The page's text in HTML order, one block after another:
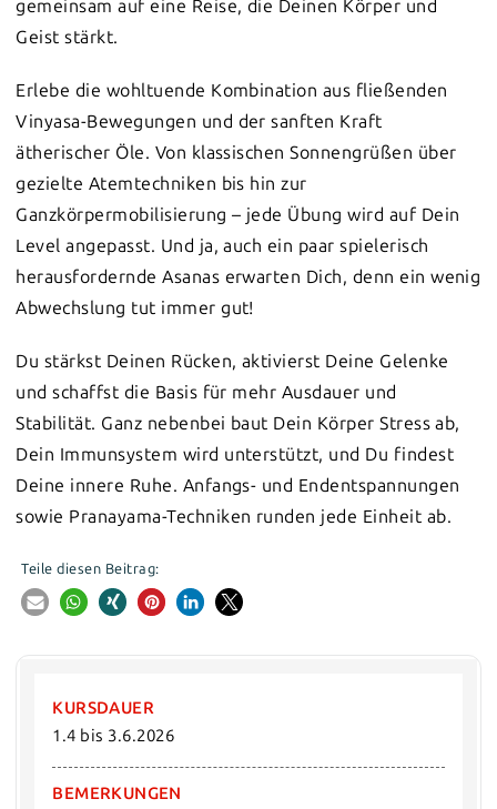
gemeinsam auf eine Reise, die Deinen Körper und
Geist stärkt.
Erlebe die wohltuende Kombination aus fließenden
Vinyasa-Bewegungen und der sanften Kraft
ätherischer Öle. Von klassischen Sonnengrüßen über
gezielte Atemtechniken bis hin zur
Ganzkörpermobilisierung – jede Übung wird auf Dein
Level angepasst. Und ja, auch ein paar spielerisch
herausfordernde Asanas erwarten Dich, denn ein wenig
Abwechslung tut immer gut!
Du stärkst Deinen Rücken, aktivierst Deine Gelenke
und schaffst die Basis für mehr Ausdauer und
Stabilität. Ganz nebenbei baut Dein Körper Stress ab,
Dein Immunsystem wird unterstützt, und Du findest
Deine innere Ruhe. Anfangs- und Endentspannungen
sowie Pranayama-Techniken runden jede Einheit ab.
Teile diesen Beitrag:
KURSDAUER
1.4 bis 3.6.2026
BEMERKUNGEN